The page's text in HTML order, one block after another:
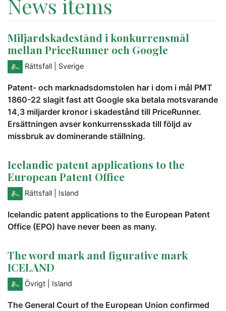
News items
Miljardskadestånd i konkurrensmål
mellan PriceRunner och Google
Rättsfall | Sverige
Patent- och marknadsdomstolen har i dom i mål PMT
1860-22 slagit fast att Google ska betala motsvarande
14,3 miljarder kronor i skadestånd till PriceRunner.
Ersättningen avser konkurrensskada till följd av
missbruk av dominerande ställning.
Icelandic patent applications to the
European Patent Office
Rättsfall | Island
Icelandic patent applications to the European Patent
Office (EPO) have never been as many.
The word mark and figurative mark
ICELAND
Övrigt | Island
The General Court of the European Union confirmed